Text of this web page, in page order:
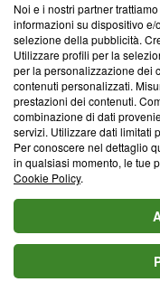
Corporate
Redazione
Informativa Privacy
Cookie Policy
Blasting SA, IDI CHE-
Lugano (Svizzera) Tel:
© 2026 Blasting News
Noi e i nostri partner
informazioni su dispositivo
selezione della pubblicità.
Utilizzare profili per la
per la personalizzazione dei
contenuti personalizzati.
prestazioni dei contenuti.
combinazione di dati
servizi. Utilizzare dati limitati
Per conoscere nel dettaglio
in qualsiasi momento, le tue
Cookie Policy.